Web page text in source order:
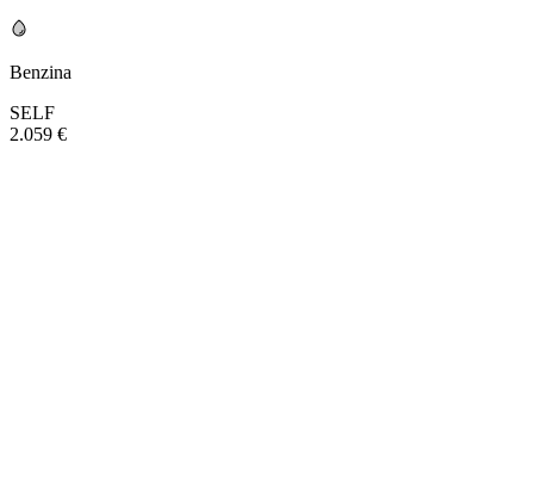
Benzina
SELF
2.059 €